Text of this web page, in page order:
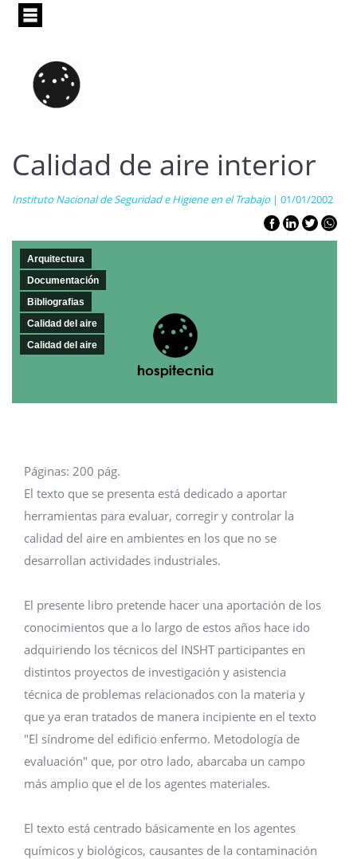
Pasar
principal
Calidad de aire interior
Instituto Nacional de Seguridad e Higiene en el Trabajo| 01/01/2002
Arquitectura
Documentación
Bibliografias
Calidad del aire
Calidad del aire
Páginas: 200 pág.
El texto que se presenta está dedicado a aportar
herramientas para evaluar, corregir y controlar la
calidad del aire en ambientes en los que no se
desarrollan actividades industriales.
El presente libro pretende hacer una aportación de los
conocimientos que a lo largo de estos años hace ido
adquiriendo los técnicos del INSHT participantes en
distintos proyectos de investigación y asistencia
técnica de problemas relacionados con la materia y
que ya eran tratados de manera incipiente en el texto
"El síndrome del edificio enfermo. Metodología de
evaluación" que, por otro lado, abarcaba un campo
más amplio que el de los agentes materiales.
El texto está centrado básicamente en los agentes
químicos y biológicos, causantes de la contaminación